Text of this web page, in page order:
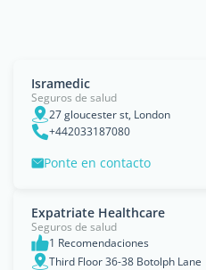
Isramedic
Seguros de salud
27 gloucester st, London
+442033187080
Ponte en contacto
Expatriate Healthcare
Seguros de salud
1 Recomendaciones
Third Floor 36-38 Botolph Lane